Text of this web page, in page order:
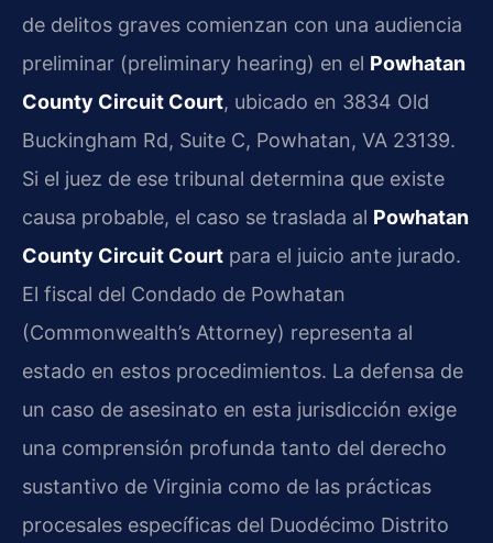
de delitos graves comienzan con una audiencia
preliminar (preliminary hearing) en el Powhatan
County Circuit Court, ubicado en 3834 Old
Buckingham Rd, Suite C, Powhatan, VA 23139.
Si el juez de ese tribunal determina que existe
causa probable, el caso se traslada al Powhatan
County Circuit Court para el juicio ante jurado.
El fiscal del Condado de Powhatan
(Commonwealth’s Attorney) representa al
estado en estos procedimientos. La defensa de
un caso de asesinato en esta jurisdicción exige
una comprensión profunda tanto del derecho
sustantivo de Virginia como de las prácticas
procesales específicas del Duodécimo Distrito